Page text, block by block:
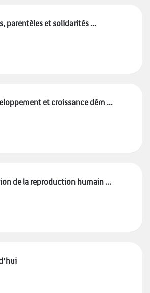
parentèles et solidarités ...
et croissance dém ...
de la reproduction humain ...